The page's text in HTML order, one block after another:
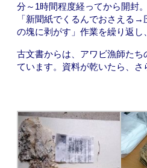
分～1時間程度経ってから開封。
「新聞紙でくるんでおさえる
の塊に剥がす」作業を繰り返し
古文書からは、アワビ漁師た
ています。資料が乾いたら、さ